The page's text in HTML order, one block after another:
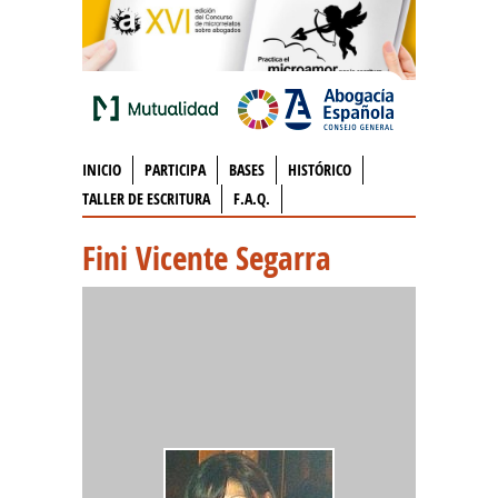
INICIO PARTICIPA BASES
HISTÓRICO
TALLER DE ESCRITURA
F.A.Q.
Fini Vicente Segarra